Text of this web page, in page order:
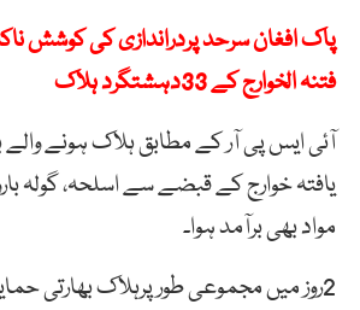
پاک افغان سرحد پردراندازی کی کوشش
فتنہ الخوارج کے 33دہشتگرد ہلاک
آئی ایس پی آر کے مطابق ہلاک ہونے
یافتہ خوارج کے قبضے سے اسلحہ، گولہ
مواد بھی برآمد ہوا۔
2روز میں مجموعی طور پرہلاک بھارتی